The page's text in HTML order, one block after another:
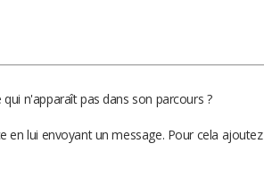
n'apparaît pas dans son parcours ?
en lui envoyant un message. Pour cela ajoutez